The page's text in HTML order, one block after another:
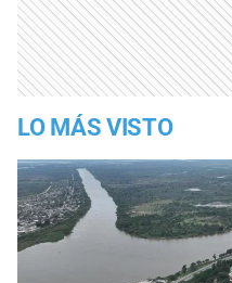
LO MÁS VISTO